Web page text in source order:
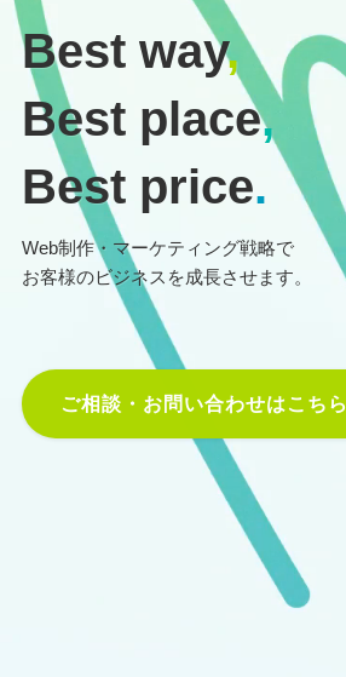
Best way,
Best place,
Best price.
Web制作・マーケティング戦略で
お客様のビジネスを成長させます。
ご相談・お問い合わせはこちら